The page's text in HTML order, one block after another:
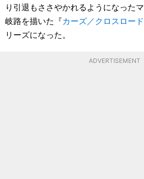
り引退もささやかれるようになった
岐路を描いた『カーズ／クロスロード
リーズになった。
ADVERTISEMENT